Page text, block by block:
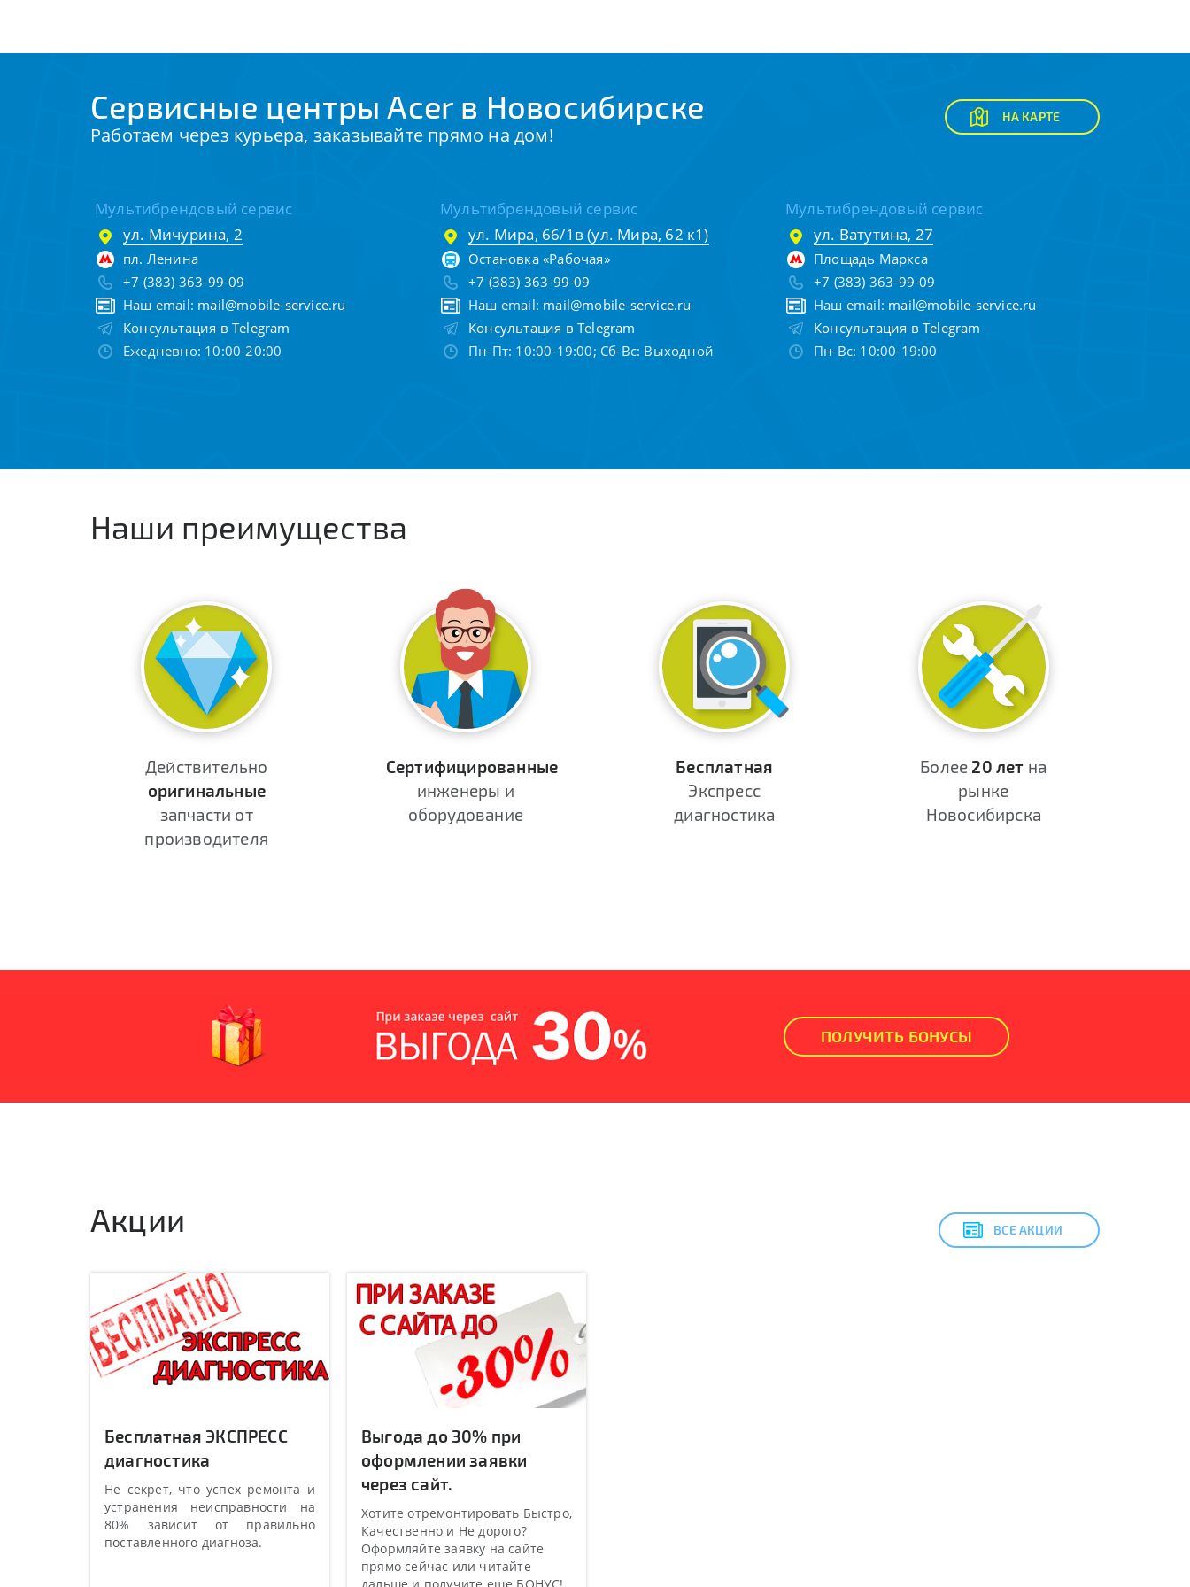
Сервисные центры Acer в Новосибирске
Работаем через курьера, заказывайте прямо на дом!
НА КАРТЕ
Мультибрендовый сервис
ул. Мичурина, 2
пл. Ленина
+7 (383) 363-99-09
Наш email: mail@mobile-service.ru
Консультация в Telegram
Ежедневно: 10:00-20:00
Мультибрендовый сервис
ул. Мира, 66/1в (ул. Мира, 62 к1)
Остановка «Рабочая»
+7 (383) 363-99-09
Наш email: mail@mobile-service.ru
Консультация в Telegram
Пн-Пт: 10:00-19:00; Сб-Вс: Выходной
Мультибрендовый сервис
ул. Ватутина, 27
Площадь Маркса
+7 (383) 363-99-09
Наш email: mail@mobile-service.ru
Консультация в Telegram
Пн-Вс: 10:00-19:00
Наши преимущества
Действительно
оригинальные
запчасти от
производителя
Сертифицированные
инженеры и
оборудование
Бесплатная
Экспресс
диагностика
Более 20 лет на
рынке
Новосибирска
ПОЛУЧИТЬ БОНУСЫ
Акции ВСЕ АКЦИИ
Бесплатная ЭКСПРЕСС
диагностика
Не секрет, что успех ремонта и
устранения неисправности на
80% зависит от правильно
поставленного диагноза.
Выгода до 30% при
оформлении заявки
через сайт.
Хотите отремонтировать Быстро,
Качественно и Не дорого?
Оформляйте заявку на сайте
прямо сейчас или читайте